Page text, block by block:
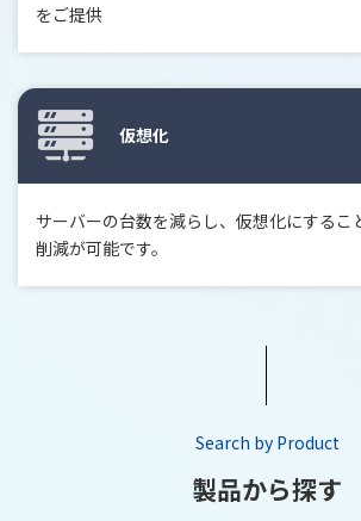
をご提供
仮想化
サーバーの台数を減らし、仮想化にするこ
削減が可能です。
Search by Product
製品から探す